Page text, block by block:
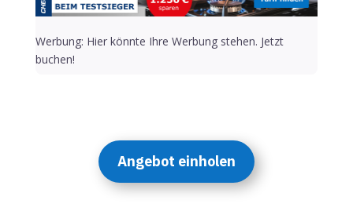
Werbung: Hier könnte Ihre Werbung stehen. Jetzt
buchen!
Angebot einholen